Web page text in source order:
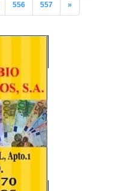
556 557 »